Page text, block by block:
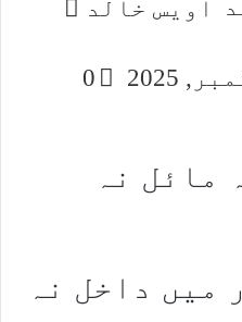
اویس خالد
0
مائل نہ
میں داخل نہ